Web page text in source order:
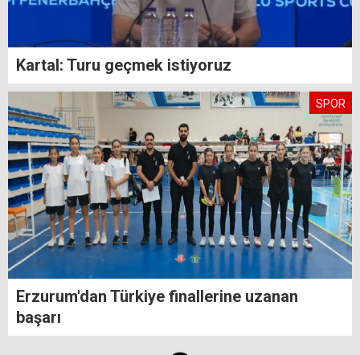
Kartal: Turu geçmek istiyoruz
SPOR
Erzurum'dan Türkiye finallerine uzanan
başarı